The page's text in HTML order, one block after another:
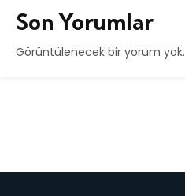
Son Yorumlar
Görüntülenecek bir yorum yok.